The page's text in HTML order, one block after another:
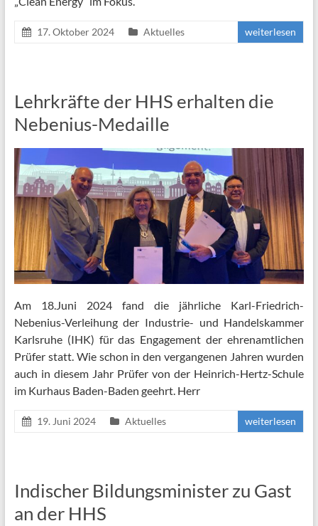
17. Oktober 2024 Aktuelles weiterlesen
Lehrkräfte der HHS erhalten die
Nebenius-Medaille
Am 18.Juni 2024 fand die jährliche Karl-Friedrich-
Nebenius-Verleihung der Industrie- und Handelskammer
Karlsruhe (IHK) für das Engagement der ehrenamtlichen
Prüfer statt. Wie schon in den vergangenen Jahren wurden
auch in diesem Jahr Prüfer von der Heinrich-Hertz-Schule
im Kurhaus Baden-Baden geehrt. Herr
19. Juni 2024 Aktuelles weiterlesen
Indischer Bildungsminister zu Gast
an der HHS